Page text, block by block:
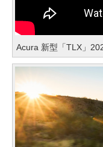
Acura 新型「TLX」